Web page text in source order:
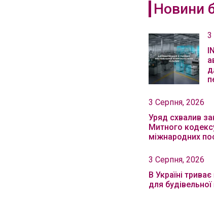
Новини
3
3 Серпня, 2026
Уряд схвалив
Митного
міжнародних
3 Серпня, 2026
В Україні
для будівельної